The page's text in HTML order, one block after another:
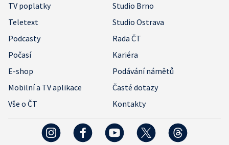
TV poplatky
Studio Brno
Teletext
Studio Ostrava
Podcasty
Rada ČT
Počasí
Kariéra
E-shop
Podávání námětů
Mobilní a TV aplikace
Časté dotazy
Vše o ČT
Kontakty